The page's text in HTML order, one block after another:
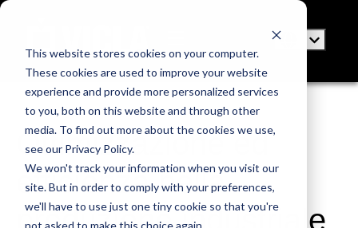
This website stores cookies on your computer.
These cookies are used to improve your website
experience and provide more personalized services
to you, both on this website and through other
media. To find out more about the cookies we use,
see our Privacy Policy.
We won't track your information when you visit our
site. But in order to comply with your preferences,
we'll have to use just one tiny cookie so that you're
not asked to make this choice again.
Ottimizzazione ed
efficienza nella
produzione industriale